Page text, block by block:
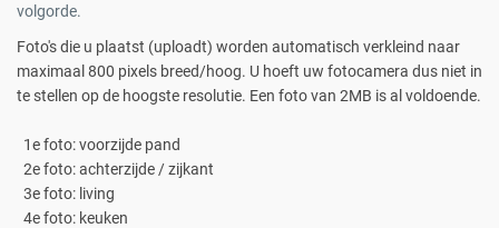
volgorde.
Foto's die u plaatst (uploadt) worden automatisch verkleind naar
maximaal 800 pixels breed/hoog. U hoeft uw fotocamera dus niet in
te stellen op de hoogste resolutie. Een foto van 2MB is al voldoende.
1e foto: voorzijde pand
2e foto: achterzijde / zijkant
3e foto: living
4e foto: keuken